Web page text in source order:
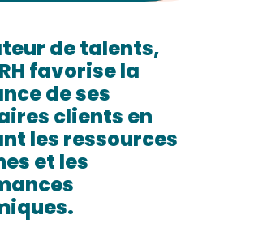
de talents,
favorise la
de ses
clients en
les ressources
et les